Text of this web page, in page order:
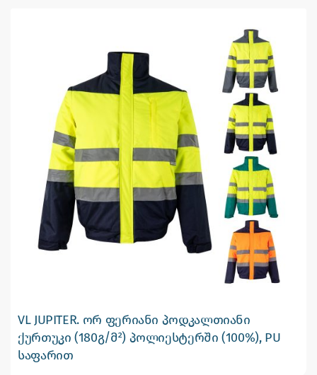
VL JUPITER. ორ ფერიანი პოდკალთიანი
ქურთუკი (180გ/მ²) პოლიესტერში (100%), PU
საფარით